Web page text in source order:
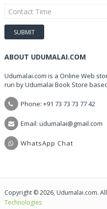
ABOUT UDUMALAI.COM
Udumalai.com is a Online Web
run by Udumalai Book Store
Phone: +91 73 73 73 77 42
Email: udumalai@gmail.com
WhatsApp Chat
Copyright © 2026, Udumalai.com.
Technologies